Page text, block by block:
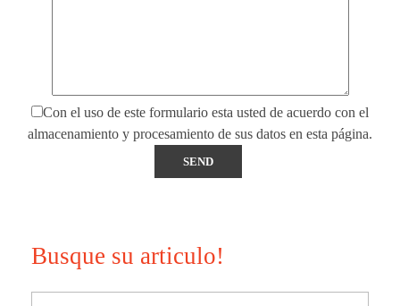
Con el uso de este formulario esta usted de acuerdo con el
almacenamiento y procesamiento de sus datos en esta página.
Busque su articulo!